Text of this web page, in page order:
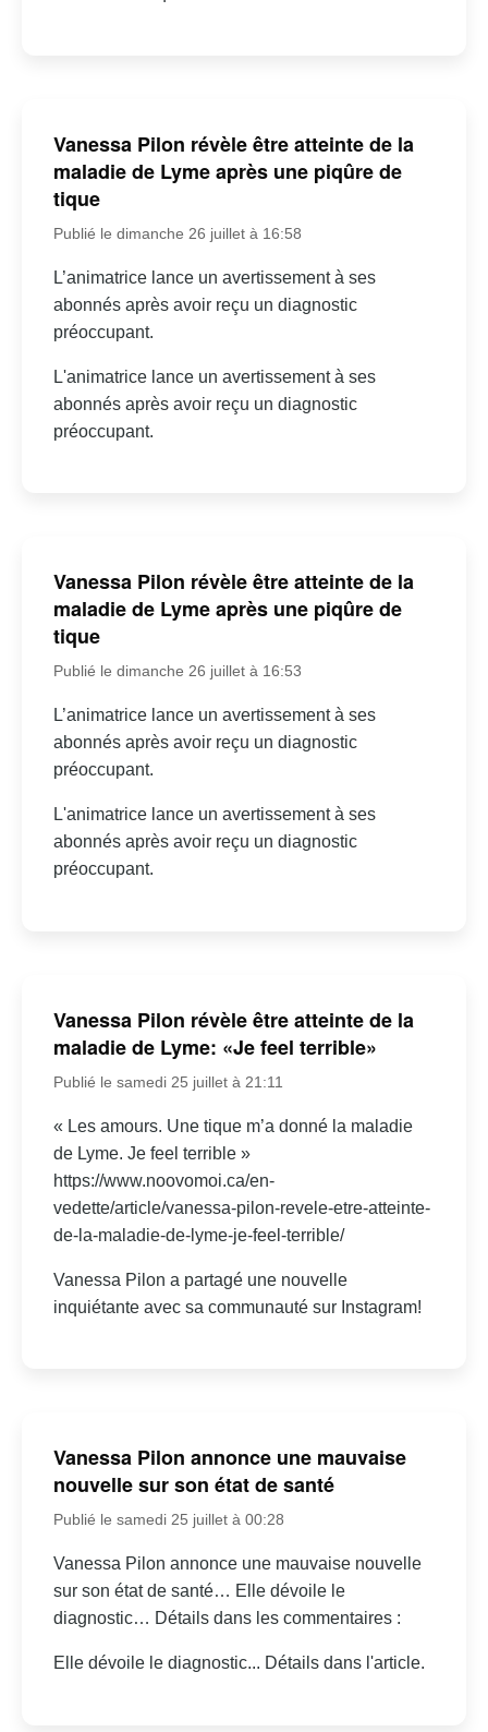
Vanessa Pilon révèle être atteinte de la
maladie de Lyme après une piqûre de
tique
Publié le dimanche 26 juillet à 16:58
L’animatrice lance un avertissement à ses
abonnés après avoir reçu un diagnostic
préoccupant.
L'animatrice lance un avertissement à ses
abonnés après avoir reçu un diagnostic
préoccupant.
Vanessa Pilon révèle être atteinte de la
maladie de Lyme après une piqûre de
tique
Publié le dimanche 26 juillet à 16:53
L’animatrice lance un avertissement à ses
abonnés après avoir reçu un diagnostic
préoccupant.
L'animatrice lance un avertissement à ses
abonnés après avoir reçu un diagnostic
préoccupant.
Vanessa Pilon révèle être atteinte de la
maladie de Lyme: «Je feel terrible»
Publié le samedi 25 juillet à 21:11
« Les amours. Une tique m’a donné la maladie
de Lyme. Je feel terrible »
https://www.noovomoi.ca/en-
vedette/article/vanessa-pilon-revele-etre-atteinte-
de-la-maladie-de-lyme-je-feel-terrible/
Vanessa Pilon a partagé une nouvelle
inquiétante avec sa communauté sur Instagram!
Vanessa Pilon annonce une mauvaise
nouvelle sur son état de santé
Publié le samedi 25 juillet à 00:28
Vanessa Pilon annonce une mauvaise nouvelle
sur son état de santé… Elle dévoile le
diagnostic… Détails dans les commentaires :
Elle dévoile le diagnostic... Détails dans l'article.